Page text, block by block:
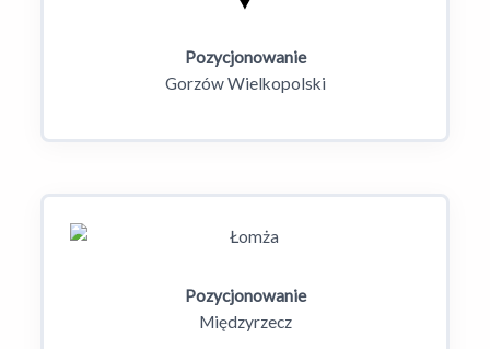
Pozycjonowanie
Gorzów Wielkopolski
Pozycjonowanie
Międzyrzecz